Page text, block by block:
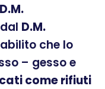
D.M.
D.M.
che lo
– gesso e
come rifiuti